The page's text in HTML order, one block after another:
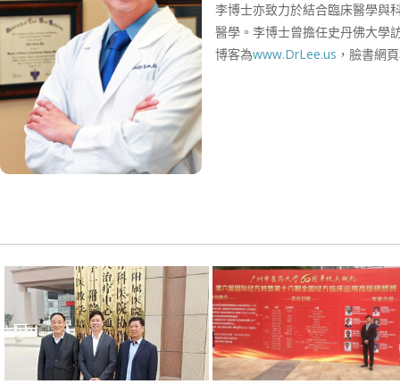
李博士亦致力於結合臨床醫學與
醫學。李博士曾擔任史丹佛大學
博客為www.DrLee.us ，臉書網